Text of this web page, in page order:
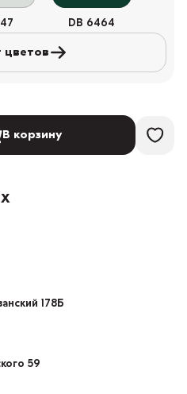
DB 6464
цветов
В корзину
178Б
59